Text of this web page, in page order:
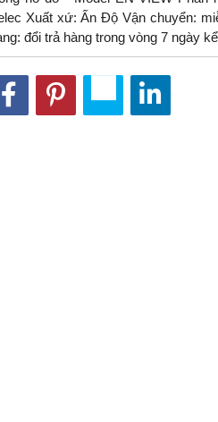
Xuất xứ: Ấn Độ Vận chuyển:
đổi trả hàng trong vòng 7 ngày